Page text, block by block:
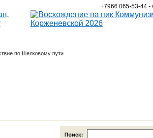
+7966 065-53-44 -
по Шелковому пути.
Поиск: